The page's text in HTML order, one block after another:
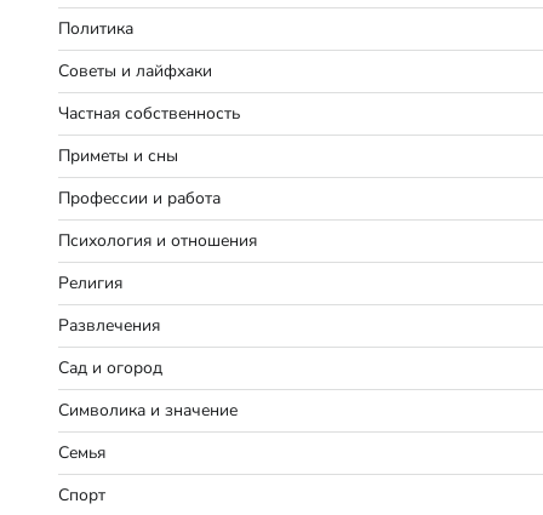
Политика
Советы и лайфхаки
Частная собственность
Приметы и сны
Профессии и работа
Психология и отношения
Религия
Развлечения
Сад и огород
Символика и значение
Семья
Спорт